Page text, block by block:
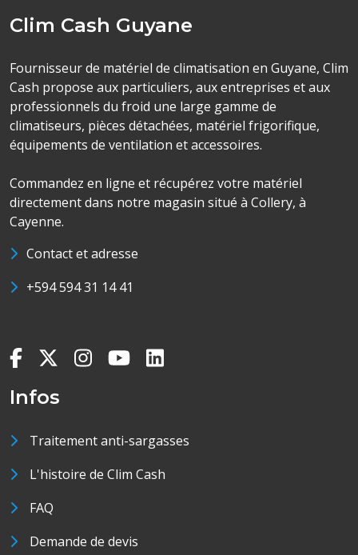
Clim Cash Guyane
Fournisseur de matériel de climatisation en Guyane, Clim
Cash propose aux particuliers, aux entreprises et aux
professionnels du froid une large gamme de
climatiseurs, pièces détachées, matériel frigorifique,
équipements de ventilation et accessoires.
Commandez en ligne et récupérez votre matériel
directement dans notre magasin situé à Collery, à
Cayenne.
Contact et adresse
+594 594 31 14 41
Infos
Traitement anti-sargasses
L'histoire de Clim Cash
FAQ
Demande de devis